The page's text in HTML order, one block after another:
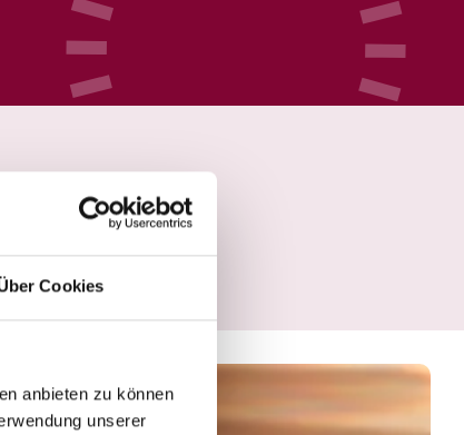
Cookies
anbieten zu können
unserer